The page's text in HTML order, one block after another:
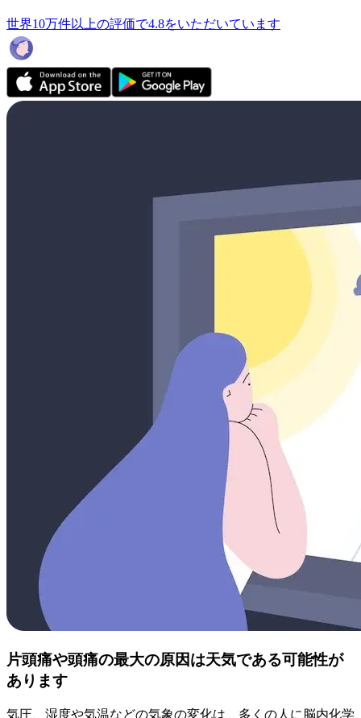
世界10万件以上の評価で4.8をいただいています
片頭痛や頭痛の最大の原因は天気である可能性が
あります
気圧、湿度や気温などの気象の変化は、多くの人に脳内化学